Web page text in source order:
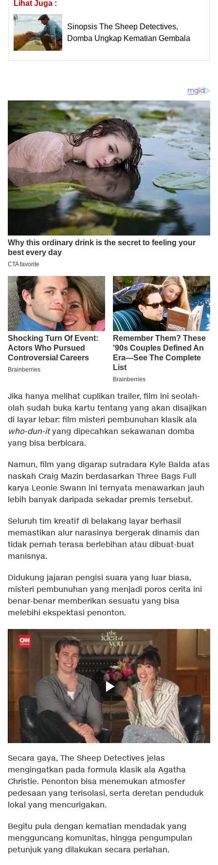
Lihat Juga :
Sinopsis The Sheep Detectives,
Domba Ungkap Kematian Gembala
Jika hanya melihat cuplikan trailer, film ini seolah-
olah sudah buka kartu tentang yang akan disajikan
di layar lebar: film misteri pembunuhan klasik ala
who-dun-ityang dipecahkan sekawanan domba
yang bisa berbicara.
Namun, film yang digarap sutradara Kyle Balda atas
naskah Craig Mazin berdasarkan Three Bags Full
karya Leonie Swann ini ternyata menawarkan jauh
lebih banyak daripada sekadar premis tersebut.
Seluruh tim kreatif di belakang layar berhasil
memastikan alur narasinya bergerak dinamis dan
tidak pernah terasa berlebihan atau dibuat-buat
manisnya.
Didukung jajaran pengisi suara yang luar biasa,
misteri pembunuhan yang menjadi poros cerita ini
benar-benar memberikan sesuatu yang bisa
melebihi ekspektasi penonton.
Secara gaya, The Sheep Detectives jelas
mengingatkan pada formula klasik ala Agatha
Christie. Penonton bisa menemukan atmosfer
pedesaan yang terisolasi, serta deretan penduduk
lokal yang mencurigakan.
Begitu pula dengan kematian mendadak yang
mengguncang komunitas, hingga pengumpulan
petunjuk yang dilakukan secara perlahan.